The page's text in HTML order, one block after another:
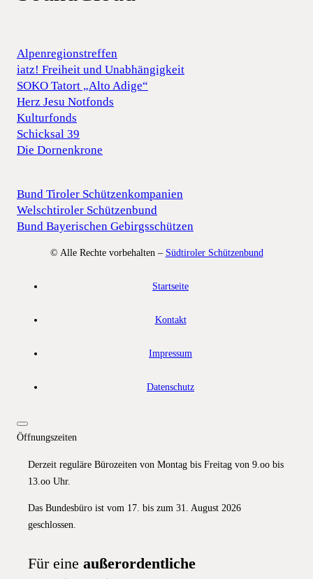
Alpenregionstreffen
iatz! Freiheit und Unabhängigkeit
SOKO Tatort „Alto Adige“
Herz Jesu Notfonds
Kulturfonds
Schicksal 39
Die Dornenkrone
Bund Tiroler Schützenkompanien
Welschtiroler Schützenbund
Bund Bayerischen Gebirgsschützen
© Alle Rechte vorbehalten – Südtiroler Schützenbund
Startseite
Kontakt
Impressum
Datenschutz
Öffnungszeiten
Derzeit reguläre Bürozeiten von Montag bis Freitag von 9.oo bis
13.oo Uhr.
Das Bundesbüro ist vom 17. bis zum 31. August 2026
geschlossen.
Für eine außerordentliche